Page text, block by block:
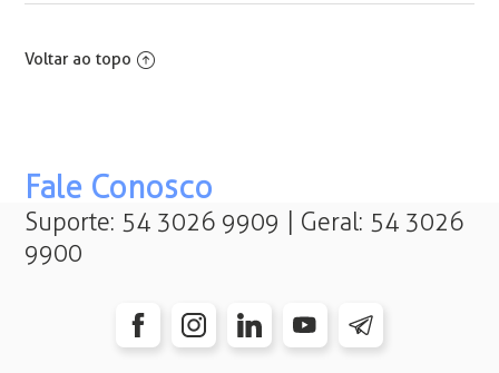
Contrato
Conectividade Social ICP
Qual o Prazo para Envio do Atestado de Saúde
Ocupacional S-2220 ao eSocial
Como Utilizar o Calendário da Escala para Cálculos na
Voltar ao topo
Fale Conosco
Suporte: 54 3026 9909 | Geral: 54 3026
9900